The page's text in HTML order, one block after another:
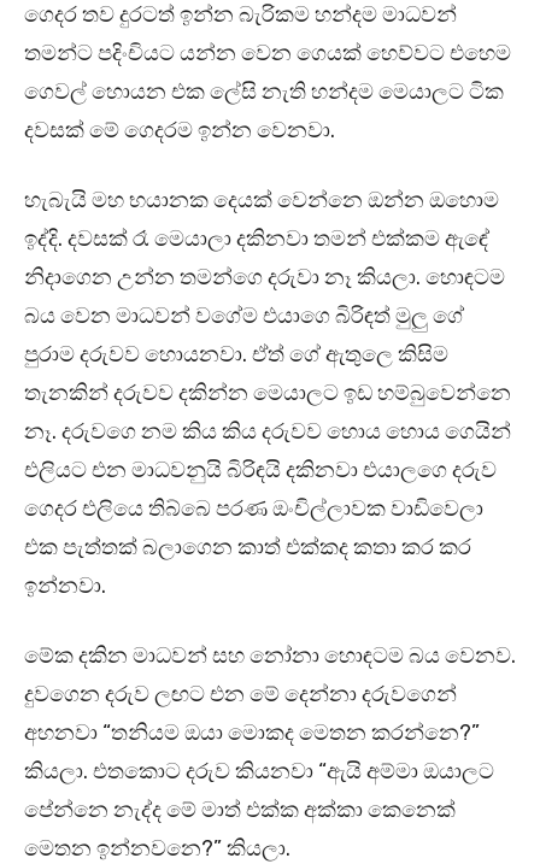
ගෙදර තව දුරටත් ඉන්න බැරිකම හන්දම මාධවන්
තමන්ට පදිංචියට යන්න වෙන ගෙයක් හෙව්වට එහෙම
ගෙවල් හොයන එක ලේසි නැති හන්දම මෙයාලට ටික
දවසක් මේ ගෙදරම ඉන්න වෙනවා.
හැබැයි මහ භයානක දෙයක් වෙන්නෙ ඔන්න ඔහොම
ඉද්දි. දවසක් රෑ මෙයාලා දකිනවා තමන් එක්කම ඇඳේ
නිදාගෙන උන්න තමන්ගෙ දරුවා නෑ කියලා. හොඳටම
බය වෙන මාධවන් වගේම එයාගෙ බිරිඳත් මුලු ගේ
පුරාම දරුවව හොයනවා. ඒත් ගේ ඇතුලෙ කිසිම
තැනකින් දරුවව දකින්න මෙයාලට ඉඩ හම්බුවෙන්නෙ
නෑ. දරුවගෙ නම කිය කිය දරුවව හොය හොය ගෙයින්
එලියට එන මාධවනුයි බිරිඳයි දකිනවා එයාලගෙ දරුව
ගෙදර එලියෙ තිබ්බෙ පරණ ඔංචිල්ලාවක වාඩිවෙලා
එක පැත්තක් බලාගෙන කාත් එක්කද කතා කර කර
ඉන්නවා.
මේක දකින මාධවන් සහ නෝනා හොඳටම බය වෙනව.
දුවගෙන දරුව ලඟට එන මේ දෙන්නා දරුවගෙන්
අහනවා “තනියම ඔයා මොකද මෙතන කරන්නෙ?”
කියලා. එතකොට දරුව කියනවා “ඇයි අම්මා ඔයාලට
පේන්නෙ නැද්ද මේ මාත් එක්ක අක්කා කෙනෙක්
මෙතන ඉන්නවනෙ?” කියලා.